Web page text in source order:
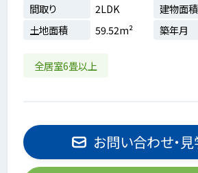
間取り
2LDK 建物面積
土地面積
59.52m² 築年月
全居室6畳以上
お問い合わせ・